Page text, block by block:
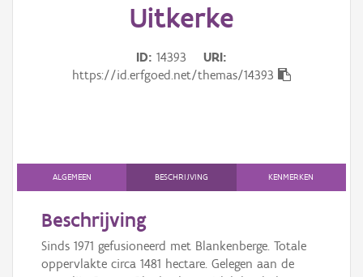
Persoon of collectief
Downloads
Hergebruik
Uitkerke
ID 14393
URI
https://id.erfgoed.net/themas/14393
ALGEMEEN BESCHRIJVING KENMERKEN
Beschrijving
Sinds 1971 gefusioneerd met Blankenberge. Totale
oppervlakte circa 1481 hectare. Gelegen aan de